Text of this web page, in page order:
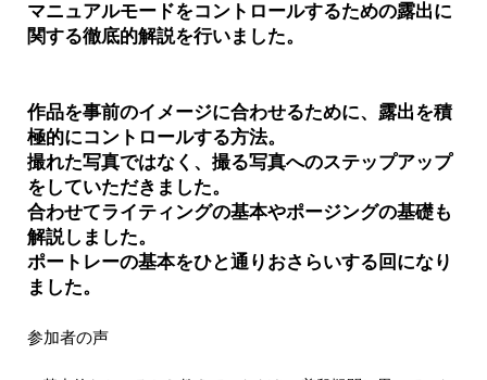
マニュアルモードをコントロールするための露出に
関する徹底的解説を行いました。
作品を事前のイメージに合わせるために、露出を積
極的にコントロールする方法。
撮れた写真ではなく、撮る写真へのステップアップ
をしていただきました。
合わせてライティングの基本やポージングの基礎も
解説しました。
ポートレーの基本をひと通りおさらいする回になり
ました。
参加者の声